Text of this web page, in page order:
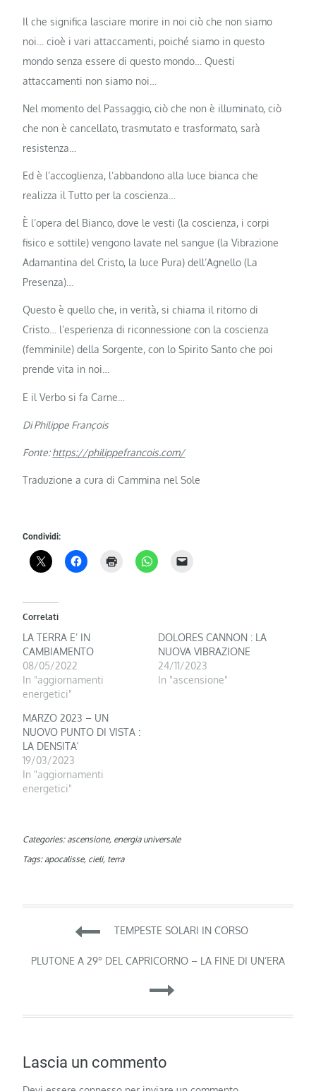
Il che significa lasciare morire in noi ciò che non siamo
noi… cioè i vari attaccamenti, poiché siamo in questo
mondo senza essere di questo mondo… Questi
attaccamenti non siamo noi…
Nel momento del Passaggio, ciò che non è illuminato, ciò
che non è cancellato, trasmutato e trasformato, sarà
resistenza…
Ed è l’accoglienza, l’abbandono alla luce bianca che
realizza il Tutto per la coscienza…
È l’opera del Bianco, dove le vesti (la coscienza, i corpi
fisico e sottile) vengono lavate nel sangue (la Vibrazione
Adamantina del Cristo, la luce Pura) dell’Agnello (La
Presenza)…
Questo è quello che, in verità, si chiama il ritorno di
Cristo… l’esperienza di riconnessione con la coscienza
(femminile) della Sorgente, con lo Spirito Santo che poi
prende vita in noi…
E il Verbo si fa Carne…
Di Philippe François
Fonte:https://philippefrancois.com/
Traduzione a cura di Cammina nel Sole
Condividi:
Correlati
LA TERRA E’ IN
CAMBIAMENTO
08/05/2022
In "aggiornamenti
energetici"
DOLORES CANNON : LA
NUOVA VIBRAZIONE
24/11/2023
In "ascensione"
MARZO 2023 – UN
NUOVO PUNTO DI VISTA :
LA DENSITA’
19/03/2023
In "aggiornamenti
energetici"
Categories: ascensione, energia universale
Tags: apocalisse, cieli, terra
Navigazione
articoli
TEMPESTE SOLARI IN CORSO
PLUTONE A 29° DEL CAPRICORNO – LA FINE DI UN’ERA
Lascia un commento